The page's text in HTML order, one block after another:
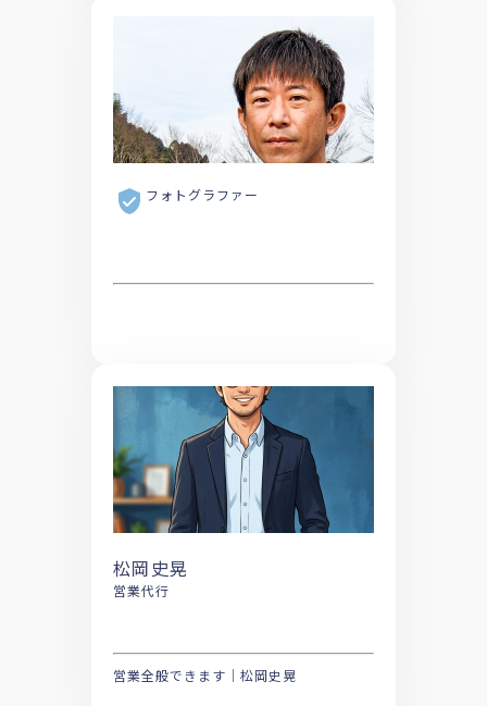
フォトグラファー
松岡史晃
営業代行
営業全般できます｜松岡史晃